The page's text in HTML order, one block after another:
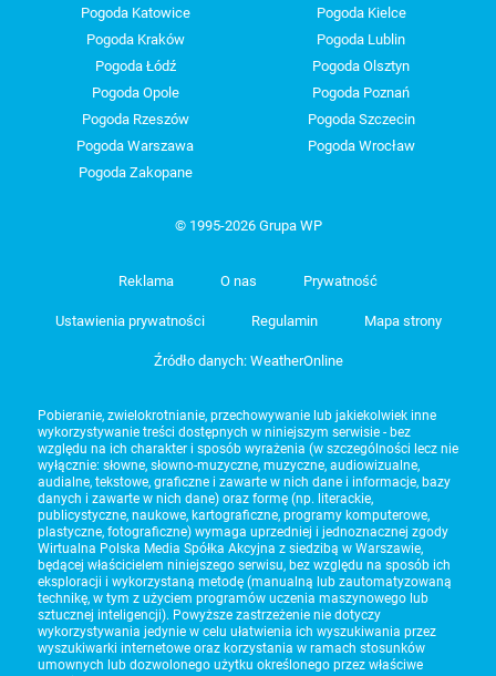
Pogoda Katowice
Pogoda Kielce
Pogoda Kraków
Pogoda Lublin
Pogoda Łódź
Pogoda Olsztyn
Pogoda Opole
Pogoda Poznań
Pogoda Rzeszów
Pogoda Szczecin
Pogoda Warszawa
Pogoda Wrocław
Pogoda Zakopane
© 1995-2026 Grupa WP
Reklama O nas Prywatność
Ustawienia prywatności Regulamin Mapa strony
Źródło danych: WeatherOnline
Pobieranie, zwielokrotnianie, przechowywanie lub jakiekolwiek inne
wykorzystywanie treści dostępnych w niniejszym serwisie - bez
względu na ich charakter i sposób wyrażenia (w szczególności lecz nie
wyłącznie: słowne, słowno-muzyczne, muzyczne, audiowizualne,
audialne, tekstowe, graficzne i zawarte w nich dane i informacje, bazy
danych i zawarte w nich dane) oraz formę (np. literackie,
publicystyczne, naukowe, kartograficzne, programy komputerowe,
plastyczne, fotograficzne) wymaga uprzedniej i jednoznacznej zgody
Wirtualna Polska Media Spółka Akcyjna z siedzibą w Warszawie,
będącej właścicielem niniejszego serwisu, bez względu na sposób ich
eksploracji i wykorzystaną metodę (manualną lub zautomatyzowaną
technikę, w tym z użyciem programów uczenia maszynowego lub
sztucznej inteligencji). Powyższe zastrzeżenie nie dotyczy
wykorzystywania jedynie w celu ułatwienia ich wyszukiwania przez
wyszukiwarki internetowe oraz korzystania w ramach stosunków
umownych lub dozwolonego użytku określonego przez właściwe